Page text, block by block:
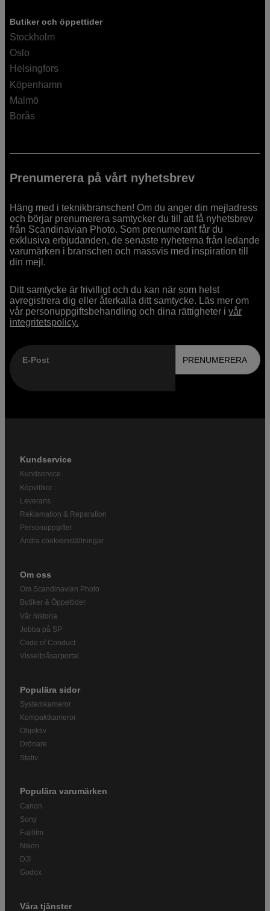
Butiker och öppettider
Stockholm
Oslo
Helsingfors
Köpenhamn
Malmö
Borås
Prenumerera på vårt nyhetsbrev
Häng med i teknikbranschen! Om du anger din mejladress
och börjar prenumerera samtycker du till att få nyhetsbrev
från Scandinavian Photo. Som prenumerant får du
exklusiva erbjudanden, de senaste nyheterna från ledande
varumärken i branschen och massvis med inspiration till
din mejl.
Ditt samtycke är frivilligt och du kan när som helst
avregistrera dig eller återkalla ditt samtycke. Läs mer om
vår personuppgiftsbehandling och dina rättigheter ivår
integritetspolicy.
E-Post PRENUMERERA
Kundservice
Kundservice
Köpvillkor
Leverans
Reklamation & Reparation
Personuppgifter
Ändra cookieinställningar
Om oss
Om Scandinavian Photo
Butiker & Öppettider
Vår historia
Jobba på SP
Code of Conduct
Visselblåsarportal
Populära sidor
Systemkameror
Kompaktkameror
Objektiv
Drönare
Stativ
Populära varumärken
Canon
Sony
Fujifilm
Nikon
DJI
Godox
Våra tjänster